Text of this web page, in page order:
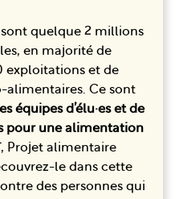
sont quelque 2 millions
en majorité de
exploitations et de
alimentaires. Ce sont
équipes d’élu·es et de
pour une alimentation
Projet alimentaire
le dans cette
des personnes qui